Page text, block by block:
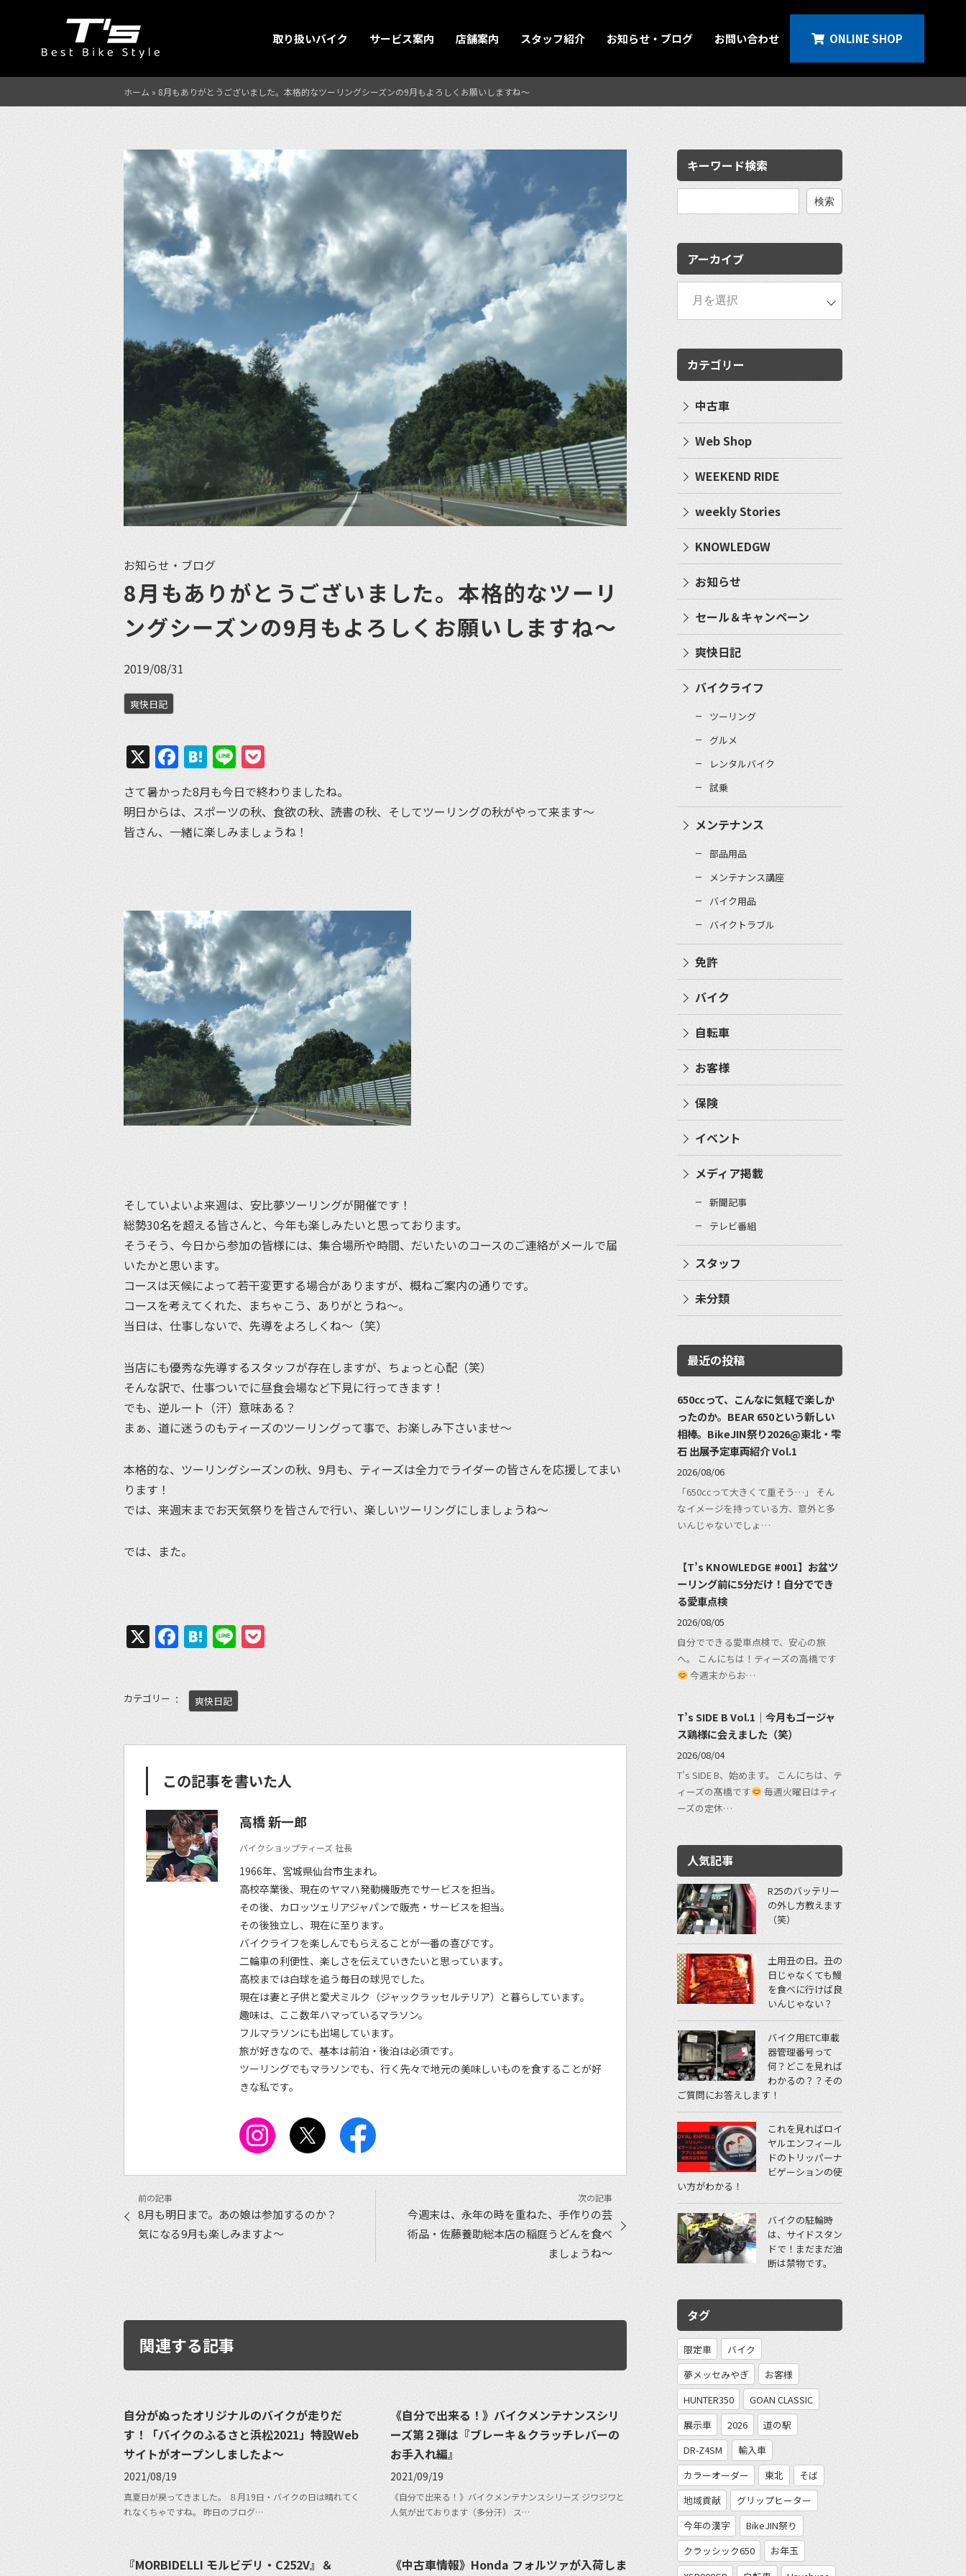
取り扱いバイク サービス案内 店舗案内 スタッフ紹介 お知らせ・ブログ お問い合わせ ONLINE SHOP
ホーム » 8月もありがとうございました。本格的なツーリングシーズンの9月もよろしくお願いしますね〜
お知らせ・ブログ
8月もありがとうございました。本格的なツーリ
ングシーズンの9月もよろしくお願いしますね〜
2019/08/31
爽快日記
X Facebook
Hatena
Line
さて暑かった8月も今日で終わりましたね。
明日からは、スポーツの秋、食欲の秋、読書の秋、そしてツーリングの秋がやって来ます〜
皆さん、一緒に楽しみましょうね！
そしていよいよ来週は、安比夢ツーリングが開催です！
総勢30名を超える皆さんと、今年も楽しみたいと思っております。
そうそう、今日から参加の皆様には、集合場所や時間、だいたいのコースのご連絡がメールで届
いたかと思います。
コースは天候によって若干変更する場合がありますが、概ねご案内の通りです。
コースを考えてくれた、まちゃこう、ありがとうね〜。
当日は、仕事しないで、先導をよろしくね〜（笑）
当店にも優秀な先導するスタッフが存在しますが、ちょっと心配（笑）
そんな訳で、仕事ついでに昼食会場など下見に行ってきます！
でも、逆ルート（汗）意味ある？
まぁ、道に迷うのもティーズのツーリングって事で、お楽しみ下さいませ〜
本格的な、ツーリングシーズンの秋、9月も、ティーズは全力でライダーの皆さんを応援してまい
ります！
では、来週末までお天気祭りを皆さんで行い、楽しいツーリングにしましょうね〜
では、また。
X Facebook
Hatena
Line
カテゴリー 爽快日記
この記事を書いた人
高橋 新一郎
バイクショップティーズ 社長
1966年、宮城県仙台市生まれ。
高校卒業後、現在のヤマハ発動機販売でサービスを担当。
その後、カロッツェリアジャパンで販売・サービスを担当。
その後独立し、現在に至ります。
バイクライフを楽しんでもらえることが一番の喜びです。
二輪車の利便性、楽しさを伝えていきたいと思っています。
高校までは白球を追う毎日の球児でした。
現在は妻と子供と愛犬ミルク（ジャックラッセルテリア）と暮らしています。
趣味は、ここ数年ハマっているマラソン。
フルマラソンにも出場しています。
旅が好きなので、基本は前泊・後泊は必須です。
ツーリングでもマラソンでも、行く先々で地元の美味しいものを食することが好
きな私です。
8月も明日まで。あの娘は参加するのか？
気になる9月も楽しみますよ〜
今週末は、永年の時を重ねた、手作りの芸
術品・佐藤養助総本店の稲庭うどんを食べ
ましょうね〜
関連する記事
自分がぬったオリジナルのバイクが走りだ
す！「バイクのふるさと浜松2021」特設Web
サイトがオープンしましたよ〜
2021/08/19
真夏日が戻ってきました。 ８月19日・バイクの日は晴れてく
れなくちゃですね。 昨日のブログ…
《自分で出来る！》バイクメンテナンスシリ
ーズ第２弾は『ブレーキ＆クラッチレバーの
お手入れ編』
2021/09/19
《自分で出来る！》バイクメンテナンスシリーズ ジワジワと
人気が出ております（多分汗） ス…
『MORBIDELLI モルビデリ・C252V』＆
《中古車情報》Honda フォルツァが入荷しま
キーワード検索
検
アーカイブ
カテゴリー
中古車
Web Shop
WEEKEND RIDE
weekly Stories
KNOWLEDGW
お知らせ
セール＆キャンペーン
爽快日記
バイクライフ
ツーリング
グルメ
レンタルバイク
試乗
メンテナンス
部品用品
メンテナンス講座
バイク用品
バイクトラブル
免許
バイク
自転車
お客様
保険
イベント
メディア掲載
新聞記事
テレビ番組
スタッフ
未分類
最近の投稿
650ccって、こんなに気軽で楽しか
ったのか。BEAR 650という新しい
相棒。BikeJIN祭り2026@東北・雫
石 出展予定車両紹介 Vol.1
2026/08/06
「650ccって大きくて重そう…」 そん
なイメージを持っている方、意外と多
いんじゃないでしょ…
【T’s KNOWLEDGE #001】お盆ツ
ーリング前に5分だけ！自分ででき
る愛車点検
2026/08/05
自分でできる愛車点検で、安心の旅
へ。 こんにちは！ティーズの高橋です
今週末からお…
T’s SIDE B Vol.1｜今月もゴージャ
ス鶏様に会えました（笑）
2026/08/04
T’s SIDE B、始めます。 こんにちは、テ
ィーズの髙橋です
毎週火曜日はティ
ーズの定休…
人気記事
R25のバッテリー
の外し方教えます
（笑）
土用丑の日。丑の
日じゃなくても鰻
を食べに行けば良
いんじゃない？
バイク用ETC車載
器管理番号って
何？どこを見れば
わかるの？？その
ご質問にお答えします！
これを見ればロイ
ヤルエンフィール
ドのトリッパーナ
ビゲーションの使
い方がわかる！
バイクの駐輪時
は、サイドスタン
ドで！まだまだ油
断は禁物です。
タグ
限定車
バイク
夢メッセみやぎ
お客様
HUNTER350
GOAN CLASSIC
展示車
2026
道の駅
DR-Z4SM
輸入車
カラーオーダー
東北
そば
地域貢献
グリップヒーター
今年の漢字
BikeJIN祭り
クラッシック650
お年玉